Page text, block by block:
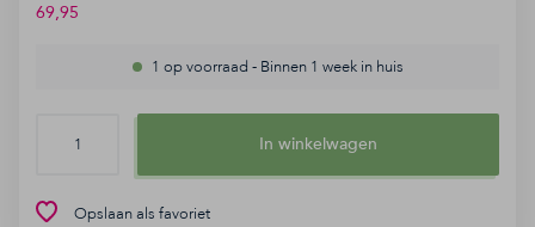
Afhaalafspraak
Openingstijden
de69,95
1 op voorraad - Binnen 1 week in huis
In winkelwagen
Opslaan als favoriet